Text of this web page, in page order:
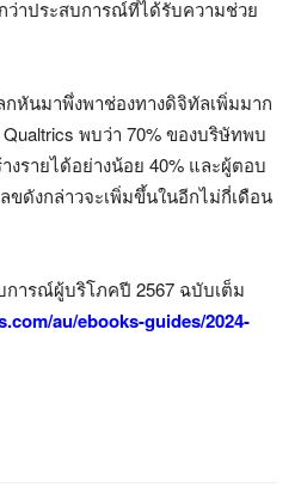
าประสบการณ์ที่ได้รับความช่วย
หันมาพึ่งพาช่องทางดิจิทัลเพิ่มมาก
พบว่า 70% ของบริษัทพบ
งรายได้อย่างน้อย 40% และผู้ตอบ
ขดังกล่าวจะเพิ่มขึ้นในอีกไม่กี่เดือน
การณ์ผู้บริโภคปี 2567 ฉบับเต็ม
au/ebooks-guides/2024-